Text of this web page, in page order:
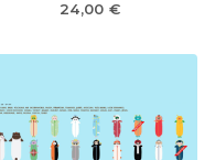
24,00 €